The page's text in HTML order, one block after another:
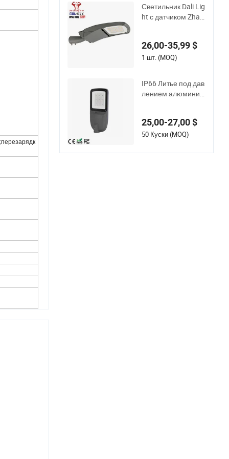
ля городских дорог
IP66
Светильник Dali Lig
ht с датчиком Zhag
ильник ENEC для у
личного освещени
26,00-35,99 $
1 шт. (MOQ)
IP66 Литье под дав
лением алюминия
ни 140lm/W Свето
диодный уличный
25,00-27,00 $
50 Куски (MOQ)